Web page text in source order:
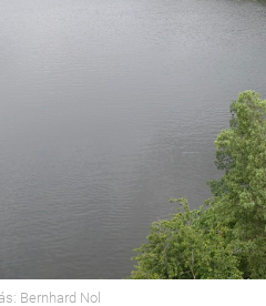
Bernhard Nol